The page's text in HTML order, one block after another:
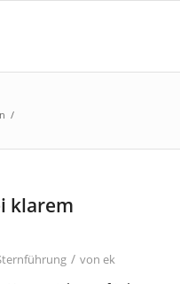
/
klarem
/ von ek